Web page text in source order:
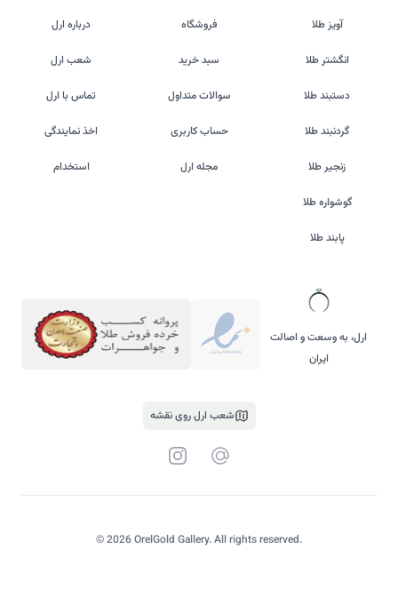
شعب ارل روی نقشه
Instagram
پست الکترونیک
ارل، به وسعت و اصالت
ایران
آویز طلا
انگشتر طلا
دستبند طلا
گردنبند طلا
زنجیر طلا
گوشواره طلا
پابند طلا
فروشگاه
سبد خرید
سوالات متداول
حساب کاربری
مجله ارل
درباره ارل
شعب ارل
تماس با ارل
اخذ نمایندگی
استخدام
©2026OrelGold Gallery. All rights reserved.